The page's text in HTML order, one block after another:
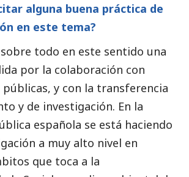
alguna buena práctica de
en este tema?
todo en este sentido una
por la colaboración con
públicas, y con la transferencia
y de investigación. En la
española se está haciendo
a muy alto nivel en
que toca a la